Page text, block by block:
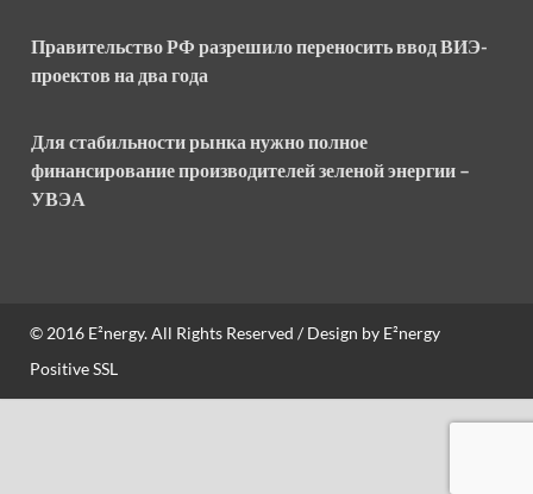
Правительство РФ разрешило переносить ввод ВИЭ-
проектов на два года
Для стабильности рынка нужно полное
финансирование производителей зеленой энергии –
УВЭА
© 2016 E²nergy. All Rights Reserved / Design by E²nergy
Positive SSL